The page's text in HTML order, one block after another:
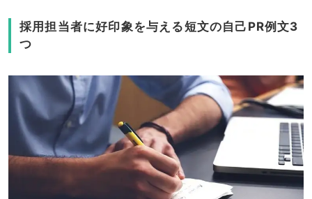
採用担当者に好印象を与える短文の自己PR例文3
つ